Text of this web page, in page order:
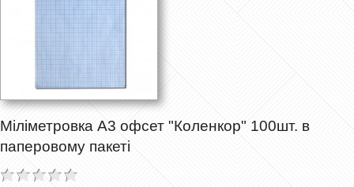
Міліметровка А3 офсет "Коленкор" 100шт. в
паперовому пакеті